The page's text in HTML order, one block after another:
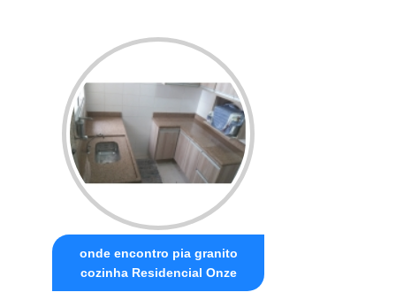
onde encontro pia granito
cozinha Residencial Onze